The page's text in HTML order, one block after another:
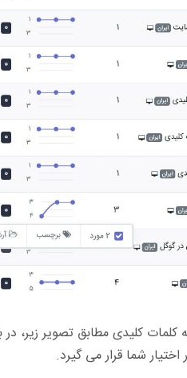
کلیدی مطابق تصویر
شما قرار می گیرد.